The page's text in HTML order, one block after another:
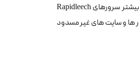
بیشتر سرورهای Rapidleech
ها و سایت های غیر مسدود